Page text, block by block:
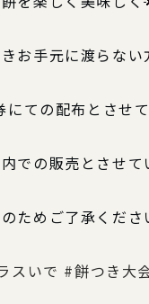
お手元に渡らない
ての配布とさせて
での販売とさせて
ためご了承くださ
スいで #餅つき大